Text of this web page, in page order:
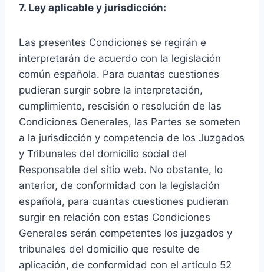
7. Ley aplicable y jurisdicción:
Las presentes Condiciones se regirán e
interpretarán de acuerdo con la legislación
común española. Para cuantas cuestiones
pudieran surgir sobre la interpretación,
cumplimiento, rescisión o resolución de las
Condiciones Generales, las Partes se someten
a la jurisdicción y competencia de los Juzgados
y Tribunales del domicilio social del
Responsable del sitio web. No obstante, lo
anterior, de conformidad con la legislación
española, para cuantas cuestiones pudieran
surgir en relación con estas Condiciones
Generales serán competentes los juzgados y
tribunales del domicilio que resulte de
aplicación, de conformidad con el artículo 52